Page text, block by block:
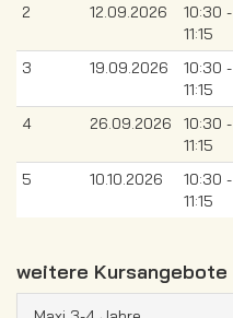
2 12.09.2026
10:30 -
11:15
3 19.09.2026
10:30 -
11:15
4 26.09.2026
10:30 -
11:15
5 10.10.2026
10:30 -
11:15
weitere Kursangebote